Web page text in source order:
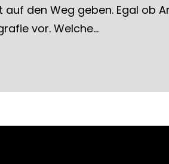
den Weg geben. Egal ob
vor. Welche…